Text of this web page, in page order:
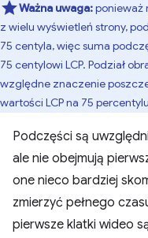
Ważna uwaga:ponieważ
z wielu wyświetleń strony,
75 centyla, więc suma
75 centylowi LCP. Podział
względne znaczenie
wartości LCP na 75
Podczęści są
ale nie obejmują
one nieco bardziej
zmierzyć pełnego
pierwsze klatki wideo